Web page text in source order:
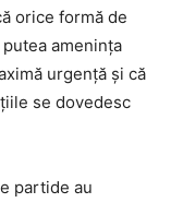
orice formă de
amenința
urgență și că
se dovedesc
partide au